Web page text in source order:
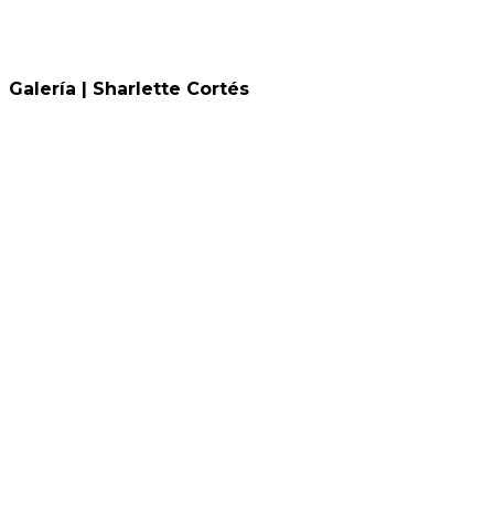
Galería | Sharlette Cortés